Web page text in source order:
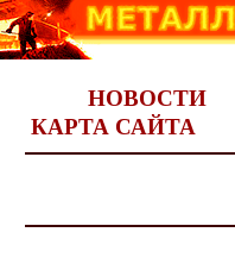
НОВОСТИ
КАРТА САЙТА